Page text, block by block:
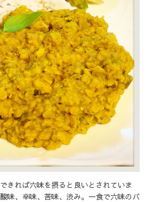
きれば六味を摂ると良いとされていま
味、辛味、苦味、渋み。一食で六味のバ